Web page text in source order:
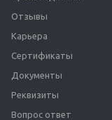
Отзывы
Карьера
Сертификаты
Документы
Реквизиты
Вопрос ответ